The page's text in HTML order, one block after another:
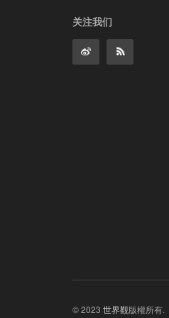
关注我们
© 2023 世界觀版權所有.